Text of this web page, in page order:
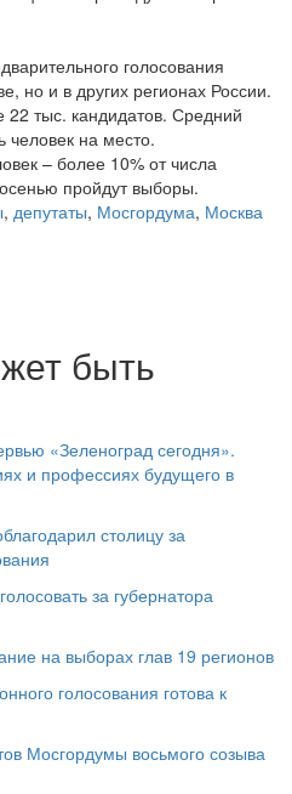
голосования
но и в других регионах России.
22 тыс. кандидатов. Средний
человек на место.
– более 10% от числа
пройдут выборы.
, депутаты, Мосгордума, Москва
быть
«Зеленоград сегодня».
и профессиях будущего в
столицу за
за губернатора
на выборах глав 19 регионов
голосования готова к
Мосгордумы восьмого созыва